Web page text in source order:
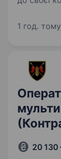
у
1 год. тому
20 130